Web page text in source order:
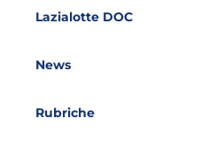
Lazialotte DOC
News
Rubriche